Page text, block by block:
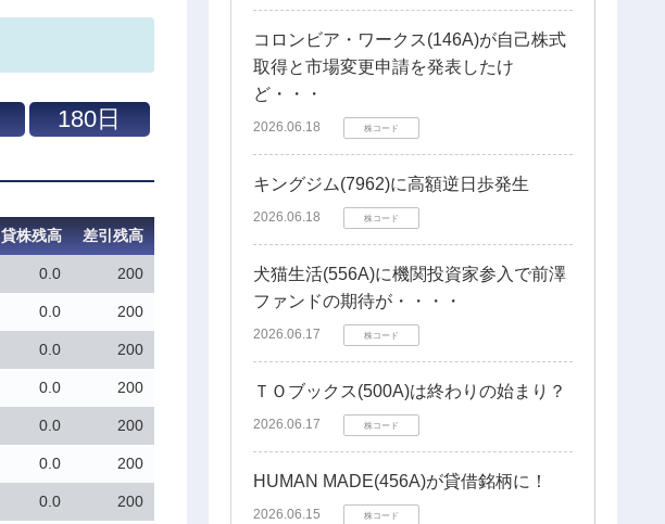
貸株残高 差引残高
0.0 200
0.0 200
0.0 200
0.0 200
0.0 200
0.0 200
0.0 200
コロンビア・ワークス(146A)が自己株式
取得と市場変更申請を発表したけ
ど・・・
2026.06.18 株コード
キングジム(7962)に高額逆日歩発生
2026.06.18 株コード
犬猫生活(556A)に機関投資家参入で前澤
ファンドの期待が・・・・
2026.06.17 株コード
ＴＯブックス(500A)は終わりの始まり？
2026.06.17 株コード
HUMAN MADE(456A)が貸借銘柄に！
2026.06.15 株コード